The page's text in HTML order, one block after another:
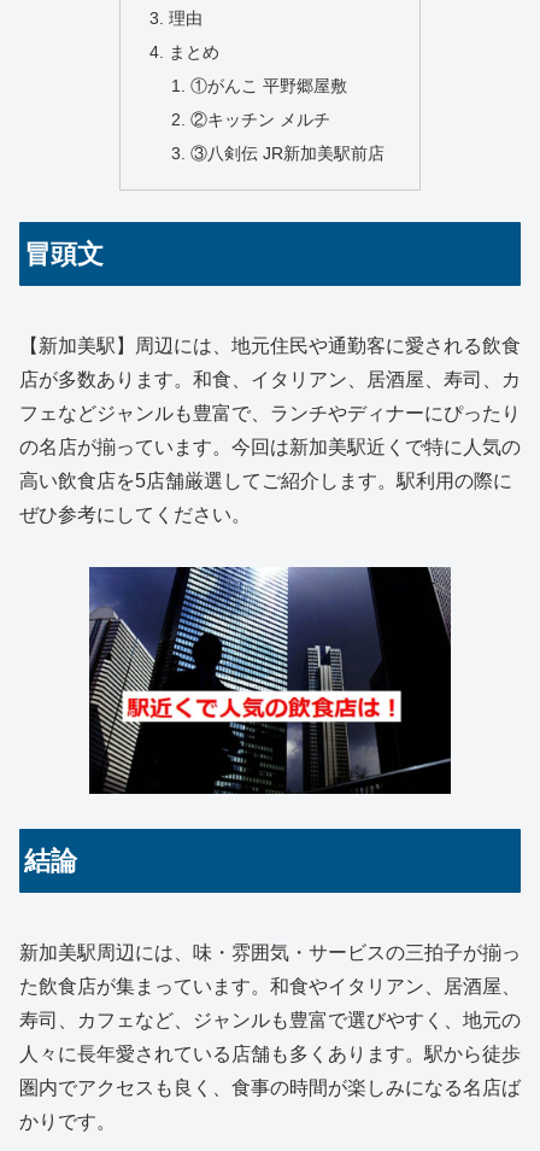
理由
まとめ
①がんこ 平野郷屋敷
②キッチン メルチ
③八剣伝 JR新加美駅前店
冒頭文
【新加美駅】周辺には、地元住民や通勤客に愛される飲食
店が多数あります。和食、イタリアン、居酒屋、寿司、カ
フェなどジャンルも豊富で、ランチやディナーにぴったり
の名店が揃っています。今回は新加美駅近くで特に人気の
高い飲食店を5店舗厳選してご紹介します。駅利用の際に
ぜひ参考にしてください。
結論
新加美駅周辺には、味・雰囲気・サービスの三拍子が揃っ
た飲食店が集まっています。和食やイタリアン、居酒屋、
寿司、カフェなど、ジャンルも豊富で選びやすく、地元の
人々に長年愛されている店舗も多くあります。駅から徒歩
圏内でアクセスも良く、食事の時間が楽しみになる名店ば
かりです。